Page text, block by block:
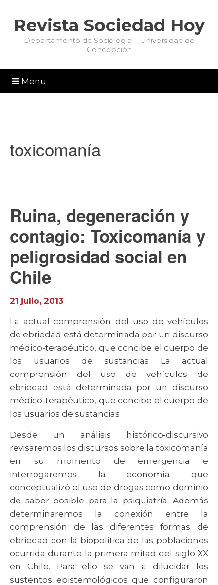
Revista Sociedad Hoy
Departamento de Sociología – Universidad de
Concepción
Menu
toxicomanía
Ruina, degeneración y
contagio: Toxicomanía y
peligrosidad social en
Chile
21 julio, 2013
La actual comprensión del uso de vehículos
de ebriedad está determinada por un discurso
médico-terapéutico, que concibe el cuerpo de
los usuarios de sustancias La actual
comprensión del uso de vehículos de
ebriedad está determinada por un discurso
médico-terapéutico, que concibe el cuerpo de
los usuarios de sustancias
Desde un análisis histórico-discursivo
revisaremos los discursos sobre la toxicomanía
en su momento de emergencia e
interrogaremos la economía que
conceptualizó el uso de drogas como dominio
de saber posible para la psiquiatría. Además
determinaremos la conexión entre la
comprensión de las diferentes formas de
ebriedad con la biopolítica de las poblaciones
ocurrida durante la primera mitad del siglo XX
en Chile. Para ello se van a dilucidar los
sustentos epistemológicos que configuraron